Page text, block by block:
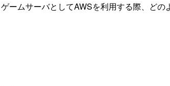
ームサーバとしてAWSを利用する際、ど